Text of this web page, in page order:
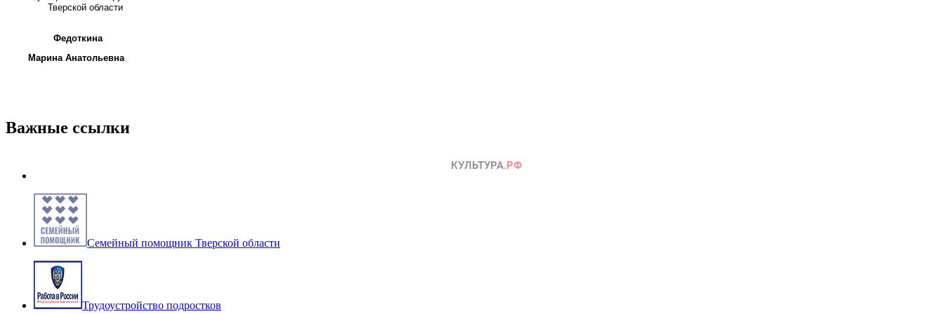
Тверской области
Федоткина
Марина Анатольевна
Важные ссылки
Семейный помощник Тверской области
Трудоустройство подростков